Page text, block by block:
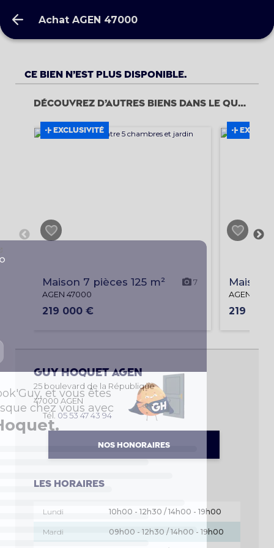
Achat AGEN 47000
Achat AGEN 47000
Ce bien n’est plus disponible.
Découvrez d’autres biens dans le quartier
EXCLUSIVITÉ
Maison 7 pièces 125 m² 7
AGEN 47000
219 000 €
Maison
AGEN
219 000
Guy HoquetAGEN
25 boulevard de la République
47000 AGEN
Tél. 05 53 47 43 94
NOS HONORAIRES
Les horaires
Lundi 10h00 - 12h30 / 14h00 - 19h00
Mardi 09h00 - 12h30 / 14h00 - 19h00